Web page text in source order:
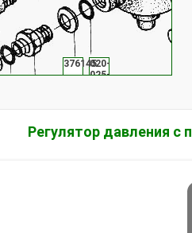
020-
025-
376145
Регулятор давления с